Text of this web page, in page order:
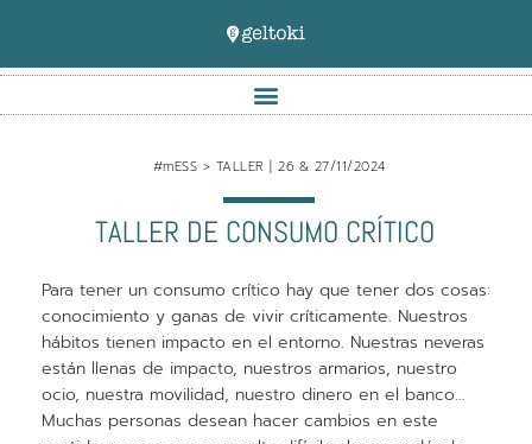
#mESS > TALLER | 26 & 27/11/2024
TALLER DE CONSUMO CRÍTICO
Para tener un consumo crítico hay que tener dos cosas:
conocimiento y ganas de vivir críticamente. Nuestros
hábitos tienen impacto en el entorno. Nuestras neveras
están llenas de impacto, nuestros armarios, nuestro
ocio, nuestra movilidad, nuestro dinero en el banco…
Muchas personas desean hacer cambios en este